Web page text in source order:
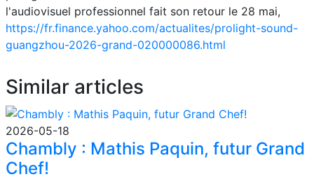
l'audiovisuel professionnel fait son retour le 28 mai,
https://fr.finance.yahoo.com/actualites/prolight-sound-
guangzhou-2026-grand-020000086.html
Similar articles
2026-05-18
Chambly : Mathis Paquin, futur Grand
Chef!